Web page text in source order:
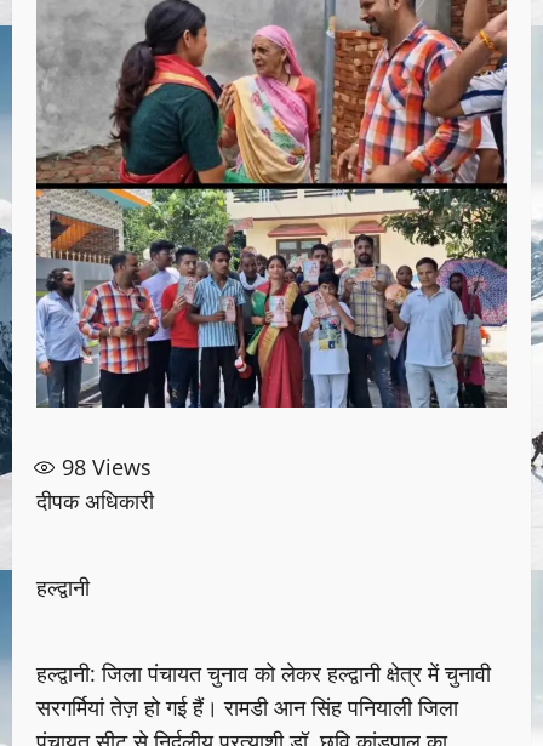
98 Views
दीपक अधिकारी
हल्द्वानी
हल्द्वानी: जिला पंचायत चुनाव को लेकर हल्द्वानी क्षेत्र में चुनावी
सरगर्मियां तेज़ हो गई हैं। रामडी आन सिंह पनियाली जिला